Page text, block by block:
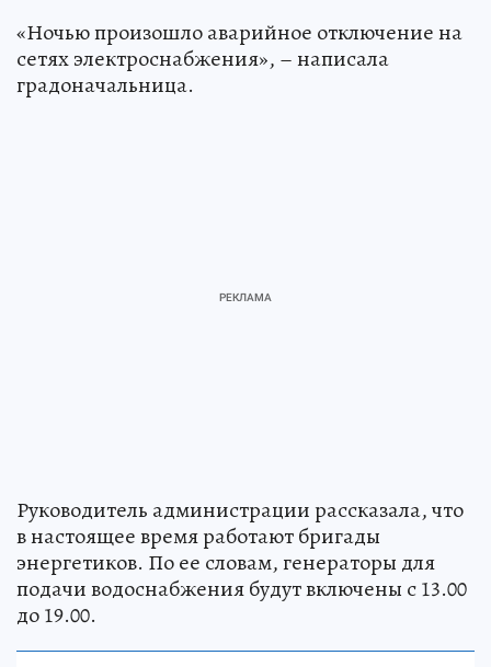
«Ночью произошло аварийное отключение на
сетях электроснабжения», – написала
градоначальница.
Руководитель администрации рассказала, что
в настоящее время работают бригады
энергетиков. По ее словам, генераторы для
подачи водоснабжения будут включены с 13.00
до 19.00.